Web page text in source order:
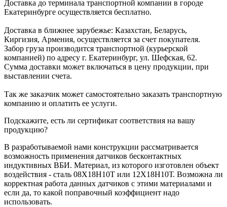
Доставка до терминала транспортной компании в городе
Екатеринбурге осуществляется бесплатно.
Доставка в ближнее зарубежье: Казахстан, Беларусь,
Киргизия, Армения, осуществляется за счет покупателя.
Забор груза производится транспортной (курьерской
компанией) по адресу г. Екатеринбург, ул. Шефская, 62.
Сумма доставки может включаться в цену продукции, при
выставлении счета.
Так же заказчик может самостоятельно заказать транспортную
компанию и оплатить ее услуги.
Подскажите, есть ли сертификат соответствия на вашу
продукцию?
В разработываемой нами конструкции рассматривается
возможность применения датчиков бесконтактных
индуктивных ВБИ. Материал, из которого изготовлен объект
воздействия - сталь 08Х18Н10Т или 12Х18Н10Т. Возможна ли
корректная работа данных датчиков с этими материалами и
если да, то какой поправочный коэффициент надо
использовать.